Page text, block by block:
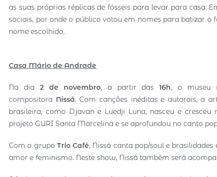
as suas próprias réplicas de fósseis para levar para casa.
sociais, por onde o público votou em nomes para batizar o
nome escolhido.
Casa Mário de Andrade
No dia2 de novembro, a partir das 16h, o museu
compositora Nissá. Com canções inéditas e autorais, a
brasileira, como Djavan e Luedji Luna, nasceu e
projeto GURI Santa Marcelina e se aprofundou no canto
Com o grupo Trio Café, Nissá canta pop/soul e
amor e feminismo. Neste show, Nissá também será